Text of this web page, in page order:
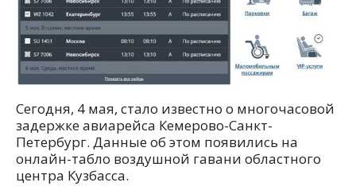
Сегодня, 4 мая, стало известно о многочасовой
задержке авиарейса Кемерово-Санкт-
Петербург. Данные об этом появились на
онлайн-табло воздушной гавани областного
центра Кузбасса.